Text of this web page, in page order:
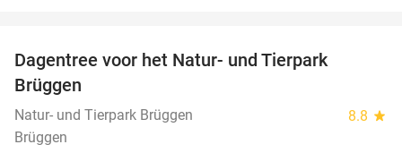
Dagentree voor het Natur- und Tierpark
Brüggen
Natur- und Tierpark Brüggen 8.8 star
Brüggen